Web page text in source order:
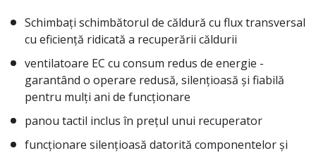
Schimbați schimbătorul de căldură cu flux transversal
cu eficiență ridicată a recuperării căldurii
ventilatoare EC cu consum redus de energie -
garantând o operare redusă, silențioasă și fiabilă
pentru mulți ani de funcționare
panou tactil inclus în prețul unui recuperator
funcționare silențioasă datorită componentelor și